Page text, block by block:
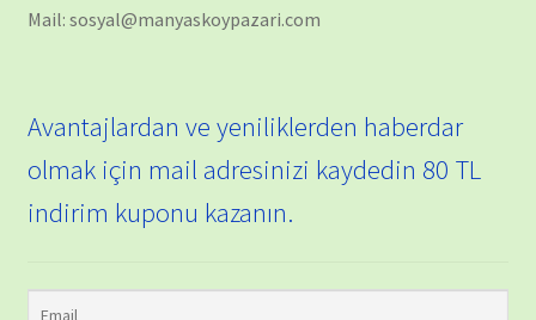
Mail: sosyal@manyaskoypazari.com
Avantajlardan ve yeniliklerden haberdar
olmak için mail adresinizi kaydedin 80 TL
indirim kuponu kazanın.